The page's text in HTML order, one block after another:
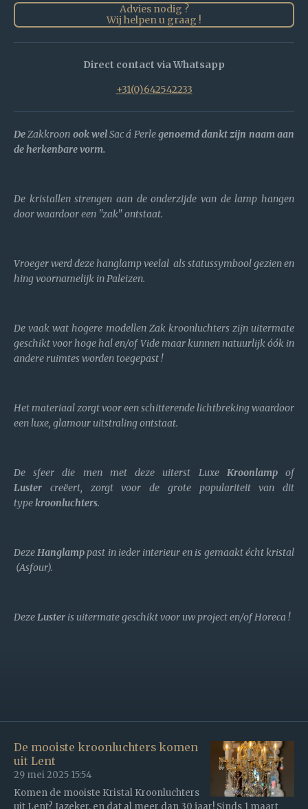
Advies nodig ?
Wij helpen u graag !
Direct contact via Whatsapp
+31(0)642542233
DeZakkroon ook welSac á Perlegenoemd dankt zijn naam aan
de herkenbare vorm.
De kristallen strengen aan de onderzijde van de lamp hangen
door waardoor een "zak" ontstaat.
Vroeger werd deze hanglamp veelal als statussymbool gezien en
hing voornamelijk in Paleizen.
De vaak wat hogere modellen Zak kroonluchters zijn uitermate
geschikt voor hoge hal en/of Vide maar kunnen natuurlijk óók in
andere ruimtes worden toegepast !
Het materiaal zorgt voor een schitterende lichtbreking waardoor
een luxe, glamour uitstraling ontstaat.
De sfeer die men met deze uiterst Luxe Kroonlampof
Luster creëert, zorgt voor de grote populariteit van dit
typekroonluchters.
DezeHanglamppast in ieder interieur en is gemaakt écht kristal
(Asfour).
DezeLuster is uitermate geschikt voor uw project en/of Horeca !
De mooiste kroonluchters komen
uit Lent
29 mei 2025 15:54
Komen de mooiste Kristal Kroonluchters